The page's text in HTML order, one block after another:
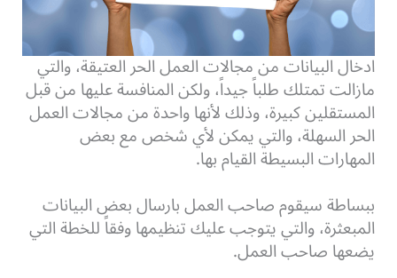
ادخال البيانات من مجالات العمل الحر العتيقة، والتي
مازالت تمتلك طلباً جيداً، ولكن المنافسة عليها من قبل
المستقلين كبيرة، وذلك لأنها واحدة من مجالات العمل
الحر السهلة، والتي يمكن لأي شخص مع بعض
المهارات البسيطة القيام بها.
ببساطة سيقوم صاحب العمل بارسال بعض البيانات
المبعثرة، والتي يتوجب عليك تنظيمها وفقاً للخطة التي
يضعها صاحب العمل.